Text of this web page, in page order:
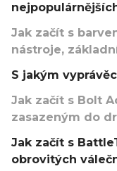
Jak začít s
nástroje,
S jakým
Jak začít s Bolt
zasazeným do
Jak začít s
obrovitých